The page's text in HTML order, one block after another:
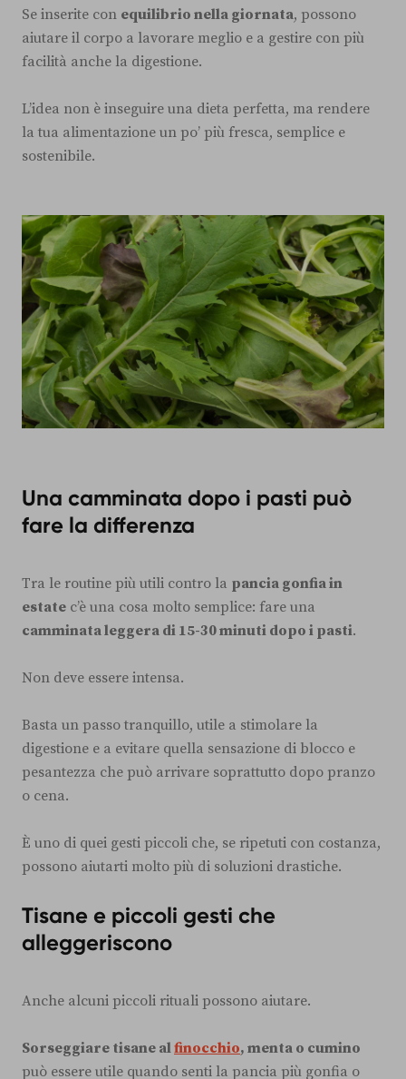
Se inserite con equilibrio nella giornata, possono
aiutare il corpo a lavorare meglio e a gestire con più
facilità anche la digestione.
L’idea non è inseguire una dieta perfetta, ma rendere
la tua alimentazione un po’ più fresca, semplice e
sostenibile.
Una camminata dopo i pasti può
fare la differenza
Tra le routine più utili contro la pancia gonfia in
estate c’è una cosa molto semplice: fare una
camminata leggera di 15-30 minuti dopo i pasti.
Non deve essere intensa.
Basta un passo tranquillo, utile a stimolare la
digestione e a evitare quella sensazione di blocco e
pesantezza che può arrivare soprattutto dopo pranzo
o cena.
È uno di quei gesti piccoli che, se ripetuti con costanza,
possono aiutarti molto più di soluzioni drastiche.
Tisane e piccoli gesti che
alleggeriscono
Anche alcuni piccoli rituali possono aiutare.
Sorseggiare tisane alfinocchio, menta o cumino
può essere utile quando senti la pancia più gonfia o